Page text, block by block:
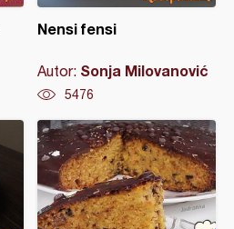
Nensi fensi
Autor: Sonja Milovanović
5476